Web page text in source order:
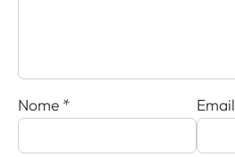
Nome * Email